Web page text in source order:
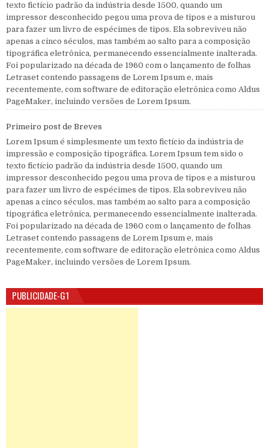
texto fictício padrão da indústria desde 1500, quando um
impressor desconhecido pegou uma prova de tipos e a misturou
para fazer um livro de espécimes de tipos. Ela sobreviveu não
apenas a cinco séculos, mas também ao salto para a composição
tipográfica eletrônica, permanecendo essencialmente inalterada.
Foi popularizado na década de 1960 com o lançamento de folhas
Letraset contendo passagens de Lorem Ipsum e, mais
recentemente, com software de editoração eletrônica como Aldus
PageMaker, incluindo versões de Lorem Ipsum.
Primeiro post de Breves
Lorem Ipsum é simplesmente um texto fictício da indústria de
impressão e composição tipográfica. Lorem Ipsum tem sido o
texto fictício padrão da indústria desde 1500, quando um
impressor desconhecido pegou uma prova de tipos e a misturou
para fazer um livro de espécimes de tipos. Ela sobreviveu não
apenas a cinco séculos, mas também ao salto para a composição
tipográfica eletrônica, permanecendo essencialmente inalterada.
Foi popularizado na década de 1960 com o lançamento de folhas
Letraset contendo passagens de Lorem Ipsum e, mais
recentemente, com software de editoração eletrônica como Aldus
PageMaker, incluindo versões de Lorem Ipsum.
PUBLICIDADE-G1